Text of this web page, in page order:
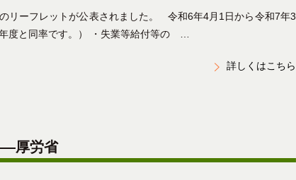
リーフレットが公表されました。 令和6年4月1日から令和7年3
度と同率です。） ・失業等給付等の …
詳しくはこちら
厚労省